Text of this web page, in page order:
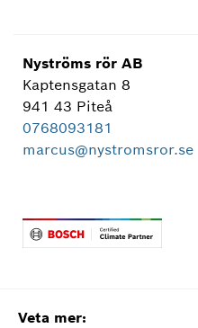
Nyströms rör AB
Kaptensgatan 8
941 43 Piteå
0768093181
marcus@nystromsror.se
Veta mer: